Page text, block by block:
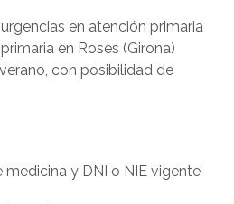
en atención primaria
en Roses (Girona)
con posibilidad de
y DNI o NIE vigente